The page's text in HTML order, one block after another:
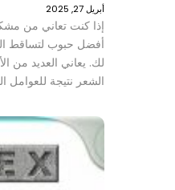
أبريل 27, 2025
إذا كنت تعاني من
أفضل حبوب لتساقط
لك. يعاني العديد
الشعر نتيجة للعوامل